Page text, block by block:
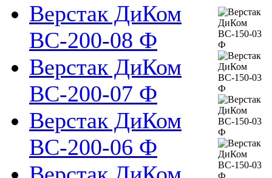
Верстак ДиКом
ВС-200-08 Ф
Верстак ДиКом
ВС-200-07 Ф
Верстак ДиКом
ВС-200-06 Ф